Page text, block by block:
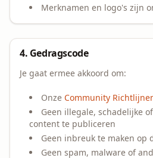
Merknamen en logo's zijn
4. Gedragscode
Je gaat ermee akkoord om:
Onze Community
Geen illegale, schadelijke
content te publiceren
Geen inbreuk te maken op
Geen spam, malware of